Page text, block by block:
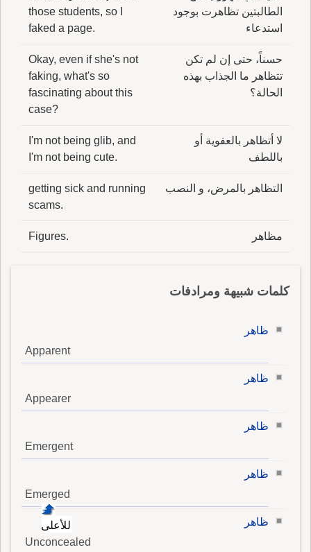
الطالبتين تظاهرت بوجود
استدعاء
those students, so I
faked a page.
حسناً، حتى إن لم تكن
تتظاهر ما الجذاب بهذه
الحالة؟
Okay, even if she's not
faking, what's so
fascinating about this
case?
لا أتظاهر بالعفوية أو
باللطف
I'm not being glib, and
I'm not being cute.
التظاهر بالمرض، و النصب
getting sick and running
scams.
مظاهر Figures.
كلمات شبيهة ومرادفات
ظاهر
Apparent
ظاهر
Appearer
ظاهر
Emergent
ظاهر
Emerged
ظاهر
Unconcealed
للأعلى